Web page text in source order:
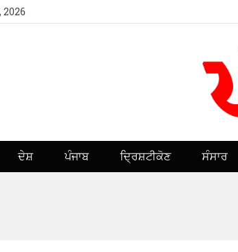
2026
ਦੇਸ਼ ਪੰਜਾਬ ਦ੍ਰਿਸ਼ਟੀਕੋਣ ਸੰਸਾਰ